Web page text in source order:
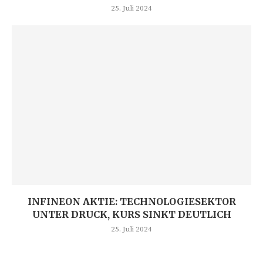
25. Juli 2024
INFINEON AKTIE: TECHNOLOGIESEKTOR
UNTER DRUCK, KURS SINKT DEUTLICH
25. Juli 2024